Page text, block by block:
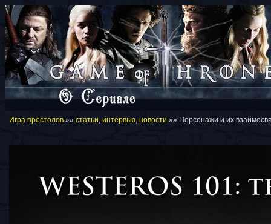
Игра престолов »» статьи, интервью, новости »» Персонажи и их